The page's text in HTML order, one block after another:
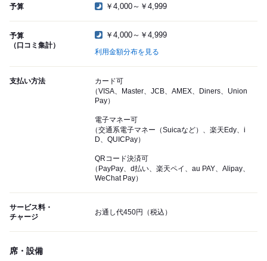
予算 ￥4,000～￥4,999
予算
（口コミ集計）
￥4,000～￥4,999
利用金額分布を見る
支払い方法
カード可
（VISA、Master、JCB、AMEX、Diners、Union
Pay）
電子マネー可
（交通系電子マネー（Suicaなど）、楽天Edy、i
D、QUICPay）
QRコード決済可
（PayPay、d払い、楽天ペイ、au PAY、Alipay、
WeChat Pay）
サービス料・
チャージ
お通し代450円（税込）
席・設備